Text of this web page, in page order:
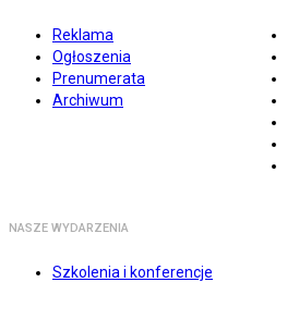
Reklama
Ogłoszenia
Prenumerata
Archiwum
NASZE WYDARZENIA
Szkolenia i konferencje